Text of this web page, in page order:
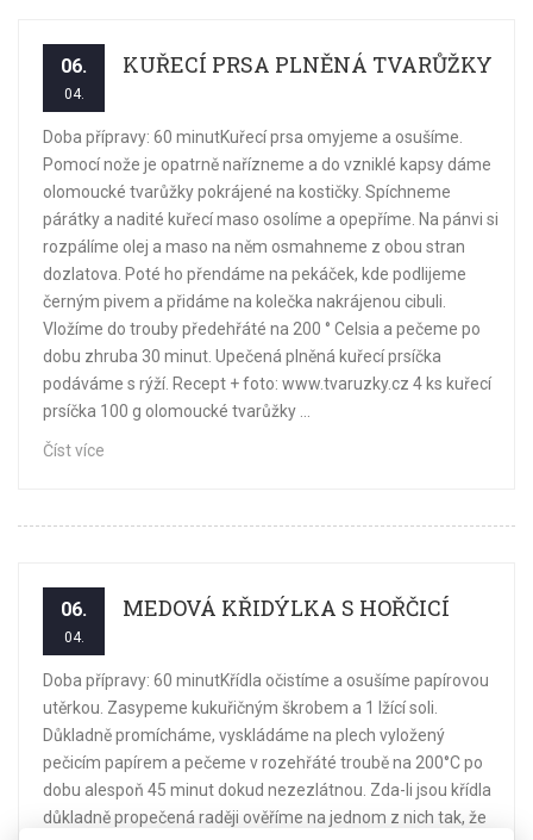
06.
04.
KUŘECÍ PRSA PLNĚNÁ TVARŮŽKY
Doba přípravy: 60 minutKuřecí prsa omyjeme a osušíme.
Pomocí nože je opatrně nařízneme a do vzniklé kapsy dáme
olomoucké tvarůžky pokrájené na kostičky. Spíchneme
párátky a nadité kuřecí maso osolíme a opepříme. Na pánvi si
rozpálíme olej a maso na něm osmahneme z obou stran
dozlatova. Poté ho přendáme na pekáček, kde podlijeme
černým pivem a přidáme na kolečka nakrájenou cibuli.
Vložíme do trouby předehřáté na 200 ° Celsia a pečeme po
dobu zhruba 30 minut. Upečená plněná kuřecí prsíčka
podáváme s rýží. Recept + foto: www.tvaruzky.cz 4 ks kuřecí
prsíčka 100 g olomoucké tvarůžky ...
Číst více
06.
04.
MEDOVÁ KŘIDÝLKA S HOŘČICÍ
Doba přípravy: 60 minutKřídla očistíme a osušíme papírovou
utěrkou. Zasypeme kukuřičným škrobem a 1 lžící soli.
Důkladně promícháme, vyskládáme na plech vyložený
pečicím papírem a pečeme v rozehřáté troubě na 200°C po
dobu alespoň 45 minut dokud nezezlátnou. Zda-li jsou křídla
důkladně propečená raději ověříme na jednom z nich tak, že